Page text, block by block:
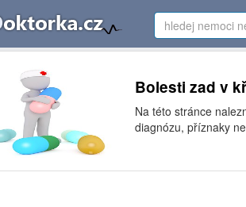
Bolesti zad v
Na této stránce
diagnózu, příznaky